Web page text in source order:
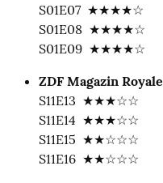
S01E07  ★★★★☆
S01E08  ★★★★☆
S01E09  ★★★★☆
ZDF Magazin Royale
S11E13  ★★★☆☆
S11E14  ★★★☆☆
S11E15  ★★☆☆☆
S11E16  ★★☆☆☆